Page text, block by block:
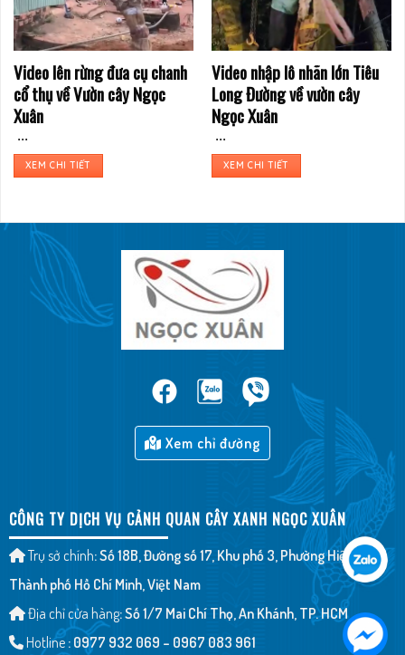
Video lên rừng đưa cụ chanh
cổ thụ về Vườn cây Ngọc
Xuân
...
XEM CHI TIẾT
Video nhập lô nhãn lớn Tiêu
Long Đường về vườn cây
Ngọc Xuân
...
XEM CHI TIẾT
Xem chỉ đường
CÔNG TY DỊCH VỤ CẢNH QUAN CÂY XANH NGỌC XUÂN
Trụ sở chính: Số 18B, Đường số 17, Khu phố 3, Phường Hiệp Bình,
Thành phố Hồ Chí Minh, Việt Nam
Địa chỉ cửa hàng: Số 1/7 Mai Chí Thọ, An Khánh, TP. HCM
Hotline : 0977 932 069 – 0967 083 961